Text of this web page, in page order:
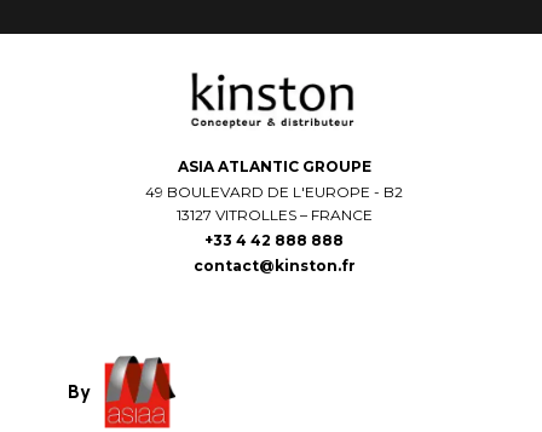
ASIA ATLANTIC GROUPE
49 BOULEVARD DE L'EUROPE - B2
13127 VITROLLES – FRANCE
+33 4 42 888 888
contact@kinston.fr
By